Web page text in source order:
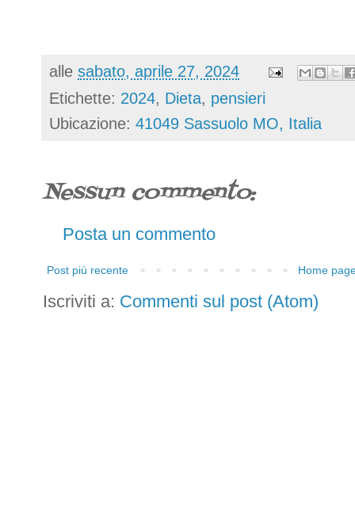
alle sabato, aprile 27, 2024
Etichette: 2024, Dieta, pensieri
Ubicazione: 41049 Sassuolo MO, Italia
Nessun commento:
Posta un commento
Post più recente Home
Iscriviti a: Commenti sul post (Atom)